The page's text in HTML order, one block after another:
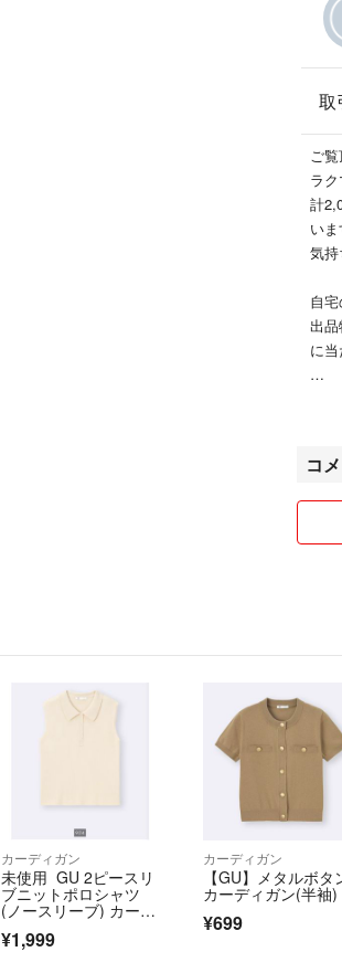
取
ご
ラ
計
いま
気持
自
出
に
りや
そ
す。
コ
カーディガン
未使用 GU 2ピースリ
ブニットポロシャツ
(ノースリーブ) カーデ
ィガン
¥1,999
カーディガン
【GU】メタルボタ
カーディガン(半袖)
¥699